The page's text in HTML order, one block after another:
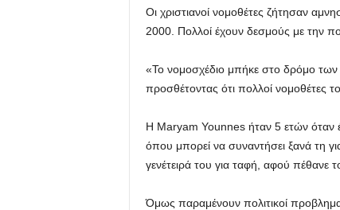
Οι χριστιανοί νομοθέτες ζήτησαν
2000. Πολλοί έχουν δεσμούς με την
«Το νομοσχέδιο μπήκε στο δρόμο των
προσθέτοντας ότι πολλοί νομοθέτες
Η Maryam Younnes ήταν 5 ετών όταν
όπου μπορεί να συναντήσει ξανά τη
γενέτειρά του για ταφή, αφού πέθανε
Όμως παραμένουν πολιτικοί